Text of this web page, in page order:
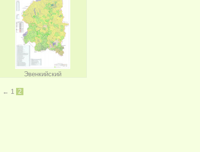
Эвенкийский
← 1 2